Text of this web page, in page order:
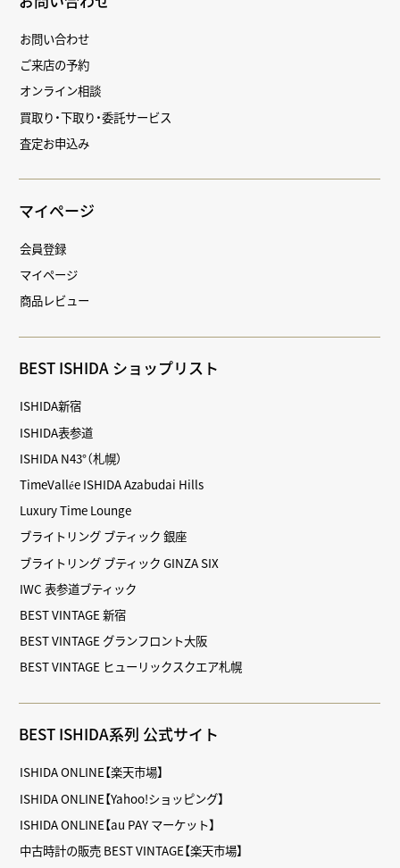
お問い合わせ
ご来店の予約
オンライン相談
買取り・下取り・委託サービス
査定お申込み
マイページ
会員登録
マイページ
商品レビュー
BEST ISHIDA ショップリスト
ISHIDA新宿
ISHIDA表参道
ISHIDA N43°（札幌）
TimeVallée ISHIDA Azabudai Hills
Luxury Time Lounge
ブライトリング ブティック 銀座
ブライトリング ブティック GINZA SIX
IWC 表参道ブティック
BEST VINTAGE 新宿
BEST VINTAGE グランフロント大阪
BEST VINTAGE ヒューリックスクエア札幌
BEST ISHIDA系列 公式サイト
ISHIDA ONLINE【楽天市場】
ISHIDA ONLINE【Yahoo!ショッピング】
ISHIDA ONLINE【au PAY マーケット】
中古時計の販売 BEST VINTAGE【楽天市場】